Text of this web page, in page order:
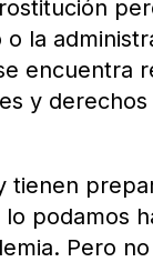
la
encuentra
y
tienen
podamos
Pero